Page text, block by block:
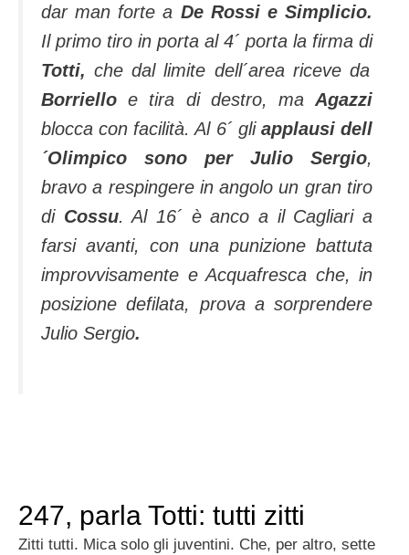
dar man forte a De Rossi e Simplicio.
Il primo tiro in porta al 4´ porta la firma di
Totti, che dal limite dell´area riceve da
Borriello e tira di destro, ma Agazzi
blocca con facilità. Al 6´ gli applausi dell
´Olimpico sono per Julio Sergio,
bravo a respingere in angolo un gran tiro
di Cossu. Al 16´ è anco a il Cagliari a
farsi avanti, con una punizione battuta
improvvisamente e Acquafresca che, in
posizione defilata, prova a sorprendere
Julio Sergio.
247, parla Totti: tutti zitti
Zitti tutti. Mica solo gli juventini. Che, per altro, sette